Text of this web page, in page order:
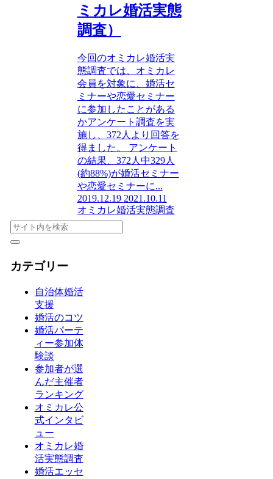
ミカレ婚活実態
調査）
今回のオミカレ婚活実
態調査では、オミカレ
会員を対象に、婚活セ
ミナーや恋愛セミナー
に参加したことがある
かアンケート調査を実
施し、372人より回答を
得ました。 アンケート
の結果、372人中329人
(約88%)が婚活セミナー
や恋愛セミナーに...
2019.12.19 2021.10.11
オミカレ婚活実態調査
カテゴリー
自治体婚活
支援
婚活のコツ
婚活パーテ
ィー参加体
験談
参加者が選
んだ主催者
ランキング
オミカレ公
式インタビ
ュー
オミカレ婚
活実態調査
婚活エッセ